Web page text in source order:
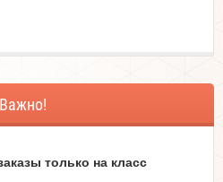
Важно!
только на класc